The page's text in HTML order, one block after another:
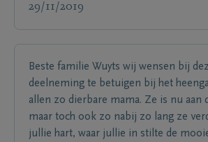
29/11/2019
Beste familie Wuyts wij wensen bij
deelneming te betuigen bij het
allen zo dierbare mama. Ze is nu aan
maar toch ook zo nabij zo lang ze
jullie hart, waar jullie in stilte de